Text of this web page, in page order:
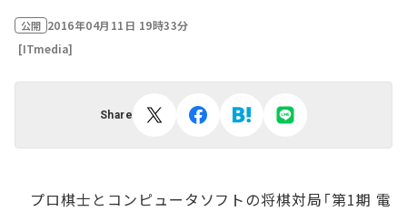
公開 2016年04月11日 19時33分
[ITmedia]
Share
プロ棋士とコンピュータソフトの将棋対局「第1期 電